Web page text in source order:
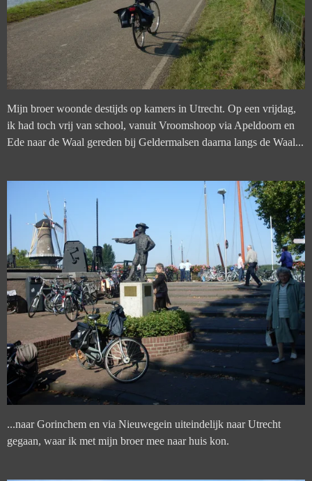
Mijn broer woonde destijds op kamers in Utrecht. Op een vrijdag,
ik had toch vrij van school, vanuit Vroomshoop via Apeldoorn en
Ede naar de Waal gereden bij Geldermalsen daarna langs de Waal...
...naar Gorinchem en via Nieuwegein uiteindelijk naar Utrecht
gegaan, waar ik met mijn broer mee naar huis kon.